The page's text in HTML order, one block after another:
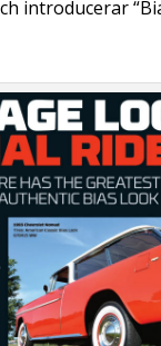
introducerar